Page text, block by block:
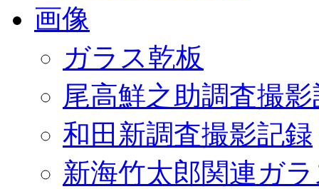
画像
ガラス乾板
尾高鮮之助調査撮
和田新調査撮影記録
新海竹太郎関連ガ